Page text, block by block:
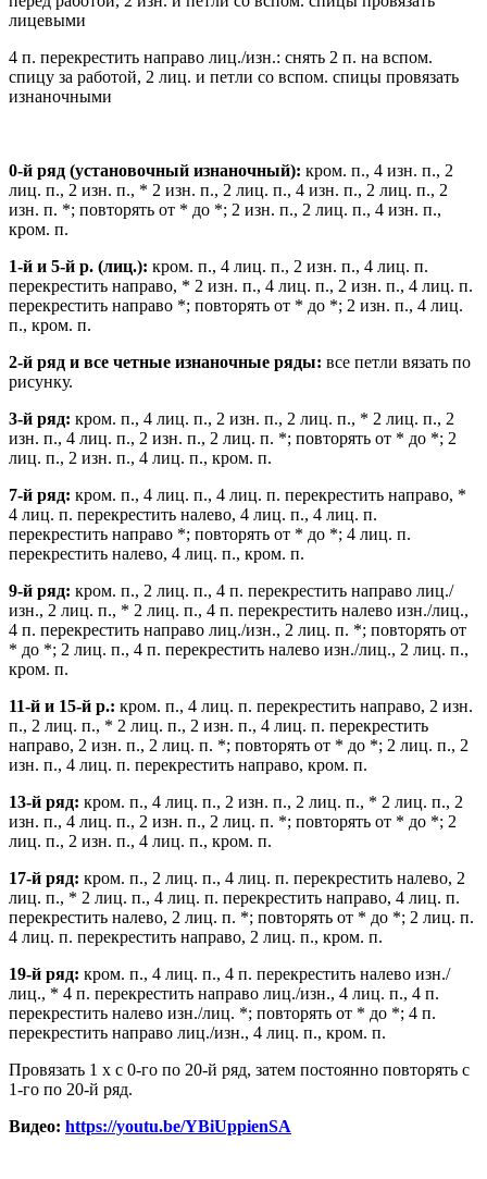
лицевыми
4 п. перекрестить направо лиц./изн.: снять 2 п. на вспом.
спицу за работой, 2 лиц. и петли со вспом. спицы провязать
изнаночными
0-й ряд (установочный изнаночный): кром. п., 4 изн. п., 2
лиц. п., 2 изн. п., * 2 изн. п., 2 лиц. п., 4 изн. п., 2 лиц. п., 2
изн. п. *; повторять от * до *; 2 изн. п., 2 лиц. п., 4 изн. п.,
кром. п.
1-й и 5-й р. (лиц.): кром. п., 4 лиц. п., 2 изн. п., 4 лиц. п.
перекрестить направо, * 2 изн. п., 4 лиц. п., 2 изн. п., 4 лиц. п.
перекрестить направо *; повторять от * до *; 2 изн. п., 4 лиц.
п., кром. п.
2-й ряд и все четные изнаночные ряды: все петли вязать по
рисунку.
3-й ряд: кром. п., 4 лиц. п., 2 изн. п., 2 лиц. п., * 2 лиц. п., 2
изн. п., 4 лиц. п., 2 изн. п., 2 лиц. п. *; повторять от * до *; 2
лиц. п., 2 изн. п., 4 лиц. п., кром. п.
7-й ряд: кром. п., 4 лиц. п., 4 лиц. п. перекрестить направо, *
4 лиц. п. перекрестить налево, 4 лиц. п., 4 лиц. п.
перекрестить направо *; повторять от * до *; 4 лиц. п.
перекрестить налево, 4 лиц. п., кром. п.
9-й ряд: кром. п., 2 лиц. п., 4 п. перекрестить направо лиц./
изн., 2 лиц. п., * 2 лиц. п., 4 п. перекрестить налево изн./лиц.,
4 п. перекрестить направо лиц./изн., 2 лиц. п. *; повторять от
* до *; 2 лиц. п., 4 п. перекрестить налево изн./лиц., 2 лиц. п.,
кром. п.
11-й и 15-й р.: кром. п., 4 лиц. п. перекрестить направо, 2 изн.
п., 2 лиц. п., * 2 лиц. п., 2 изн. п., 4 лиц. п. перекрестить
направо, 2 изн. п., 2 лиц. п. *; повторять от * до *; 2 лиц. п., 2
изн. п., 4 лиц. п. перекрестить направо, кром. п.
13-й ряд: кром. п., 4 лиц. п., 2 изн. п., 2 лиц. п., * 2 лиц. п., 2
изн. п., 4 лиц. п., 2 изн. п., 2 лиц. п. *; повторять от * до *; 2
лиц. п., 2 изн. п., 4 лиц. п., кром. п.
17-й ряд: кром. п., 2 лиц. п., 4 лиц. п. перекрестить налево, 2
лиц. п., * 2 лиц. п., 4 лиц. п. перекрестить направо, 4 лиц. п.
перекрестить налево, 2 лиц. п. *; повторять от * до *; 2 лиц. п.
4 лиц. п. перекрестить направо, 2 лиц. п., кром. п.
19-й ряд: кром. п., 4 лиц. п., 4 п. перекрестить налево изн./
лиц., * 4 п. перекрестить направо лиц./изн., 4 лиц. п., 4 п.
перекрестить налево изн./лиц. *; повторять от * до *; 4 п.
перекрестить направо лиц./изн., 4 лиц. п., кром. п.
Провязать 1 х с 0-го по 20-й ряд, затем постоянно повторять с
1-го по 20-й ряд.
Видео: https://youtu.be/YBiUppienSA